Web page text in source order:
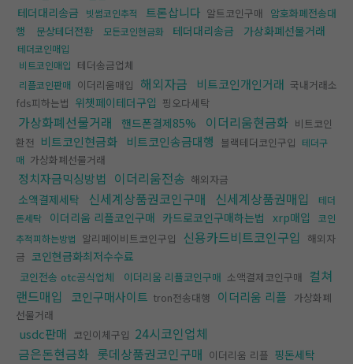
테더대리송금 빗썸코인추적 트론삽니다 알트코인구매 암호화폐전송대
행
문상테더전환 모든코인현금화 테더대리송금 가상화폐선물거래
테더코인매입
비트코인매입 테더송금업체
리플코인판매 이더리움매입 해외자금 비트코인개인거래 국내거래소
fds피하는법 위쳇페이테더구입 핑오다세탁
가상화폐선물거래 핸드폰결제85% 이더리움현금화 비트코인
환전 비트코인현금화 비트코인송금대행 블랙테더코인구입 테더구
매 가상화폐선물거래
정치자금믹싱방법 이더리움전송 해외자금
소액결제세탁 신세계상품권코인구매 신세계상품권매입
테더
돈세탁
이더리움 리플코인구매 카드로코인구매하는법 xrp매입
코인
추적피하는방법 알리페이비트코인구입 신용카드비트코인구입
해외자
금 코인현금화최저수수료
코인전송 otc공식업체 이더리움 리플코인구매 소액결제코인구매 컬쳐
랜드매입
코인구매사이트 tron전송대행 이더리움 리플 가상화폐
선물거래
usdc판매 코인이체구입 24시코인업체
금은돈현금화 롯데상품권코인구매 이더리움 리플 핑돈세탁